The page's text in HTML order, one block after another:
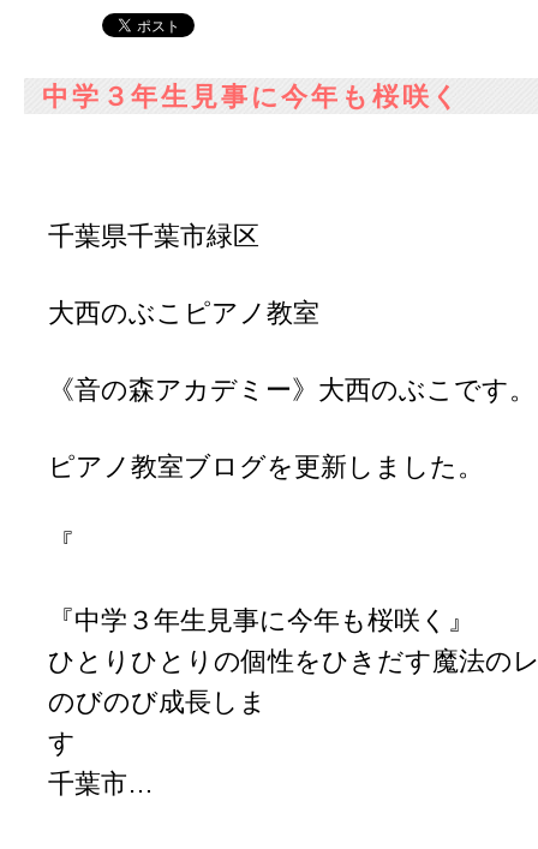
中学３年生見事に今年も桜咲く
千葉県千葉市緑区
大西のぶこピアノ教室
《音の森アカデミー》大西のぶこです。
ピアノ教室ブログを更新しました。
『
『中学３年生見事に今年も桜咲く』
ひとりひとりの個性をひきだす魔法の
のびのび成長しま
千葉市…